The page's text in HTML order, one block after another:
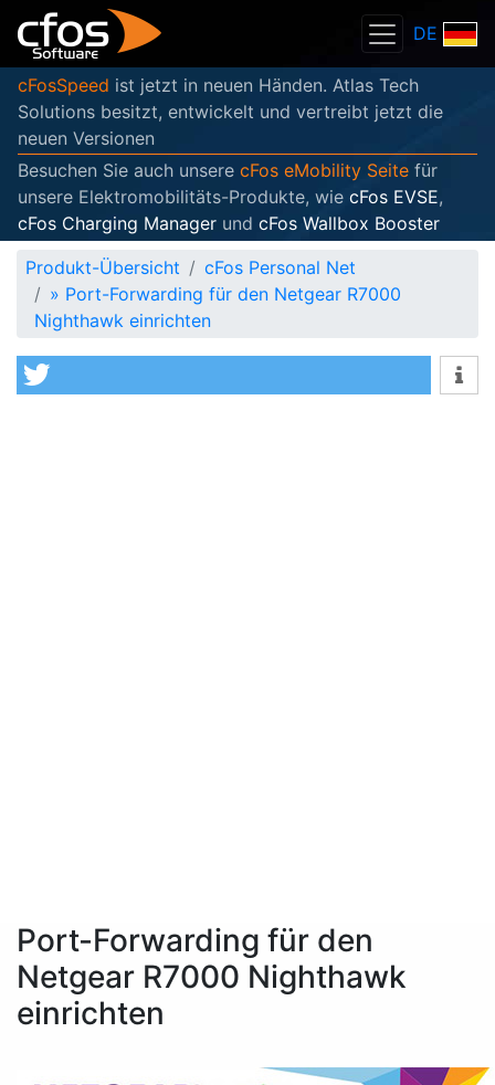
DE
cFosSpeed ist jetzt in neuen Händen. Atlas Tech
Solutions besitzt, entwickelt und vertreibt jetzt die
neuen Versionen
Besuchen Sie auch unsere cFos eMobility Seite für
unsere Elektromobilitäts-Produkte, wie cFos EVSE,
cFos Charging Manager und cFos Wallbox Booster
Produkt-Übersicht
cFos Personal Net
» Port-Forwarding für den Netgear R7000
Nighthawk einrichten
Port-Forwarding für den
Netgear R7000 Nighthawk
einrichten